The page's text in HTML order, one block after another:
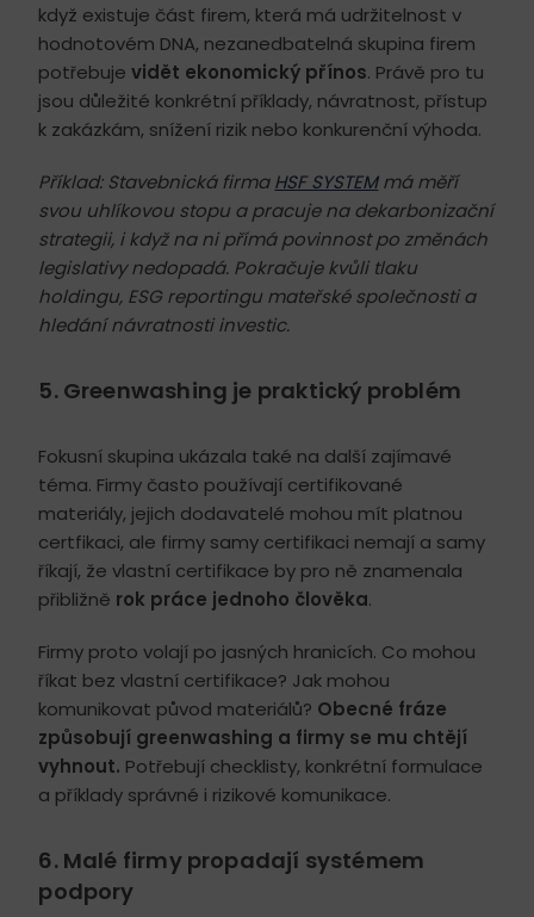
když existuje část firem, která má udržitelnost v
hodnotovém DNA, nezanedbatelná skupina firem
potřebujevidět ekonomický přínos. Právě pro tu
jsou důležité konkrétní příklady, návratnost, přístup
k zakázkám, snížení rizik nebo konkurenční výhoda.
Příklad: Stavebnická firmaHSF SYSTEMmá měří
svou uhlíkovou stopu a pracuje na dekarbonizační
strategii, i když na ni přímá povinnost po změnách
legislativy nedopadá. Pokračuje kvůli tlaku
holdingu, ESG reportingu mateřské společnosti a
hledání návratnosti investic.
5. Greenwashing je praktický problém
Fokusní skupina ukázala také na další zajímavé
téma. Firmy často používají certifikované
materiály, jejich dodavatelé mohou mít platnou
certfikaci, ale firmy samy certifikaci nemají a samy
říkají, že vlastní certifikace by pro ně znamenala
přibližně rok práce jednoho člověka.
Firmy proto volají po jasných hranicích. Co mohou
říkat bez vlastní certifikace? Jak mohou
komunikovat původ materiálů? Obecné fráze
způsobují greenwashing a firmy se mu chtějí
vyhnout. Potřebují checklisty, konkrétní formulace
a příklady správné i rizikové komunikace.
6. Malé firmy propadají systémem
podpory